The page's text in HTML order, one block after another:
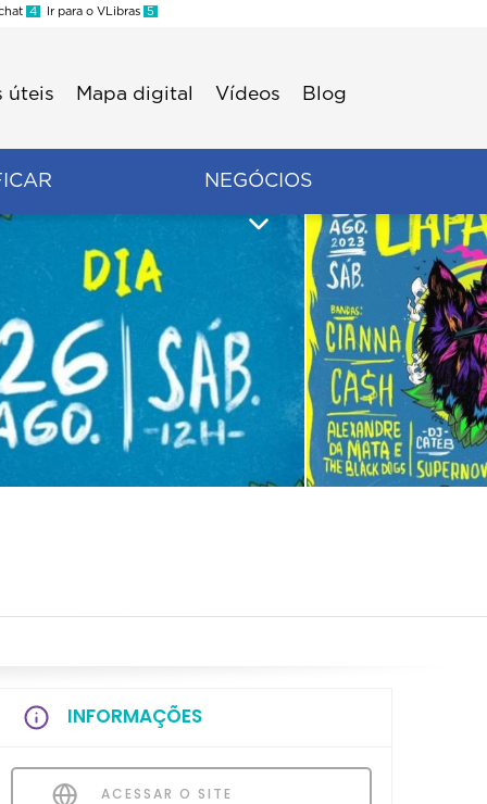
4 Ir para o VLibras 5
úteis Mapa digital Vídeos Blog
NEGÓCIOS
INFORMAÇÕES
ACESSAR O SITE